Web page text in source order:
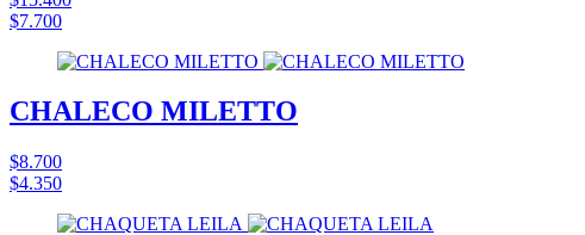
$7.700
CHALECO MILETTO
$8.700
$4.350